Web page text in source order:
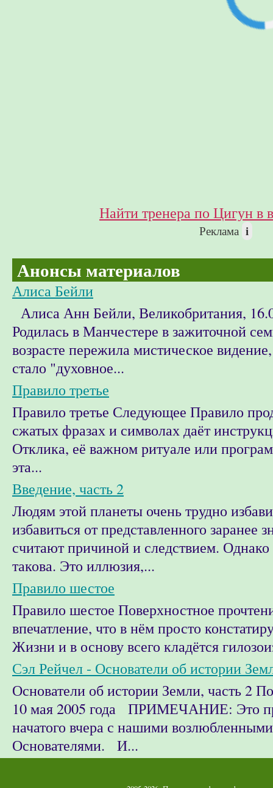
Найти тренера по Цигун в
Реклама i
Анонсы материалов
Алиса Бейли
Алиса Анн Бейли, Великобритания,
Родилась в Манчестере в зажиточной
возрасте пережила мистическое
стало "духовное...
Правило третье
Правило третье Следующее Правило
сжатых фразах и символах даёт
Отклика, её важном ритуале или
эта...
Введение, часть 2
Людям этой планеты очень трудно
избавиться от представленного заранее
считают причиной и следствием. Однако
такова. Это иллюзия,...
Правило шестое
Правило шестое Поверхностное
впечатление, что в нём просто
Жизни и в основу всего кладётся
Сэл Рейчел - Основатели об истории
Основатели об истории Земли, часть 2
10 мая 2005 года ПРИМЕЧАНИЕ: Это
начатого вчера с нашими
Основателями. И...